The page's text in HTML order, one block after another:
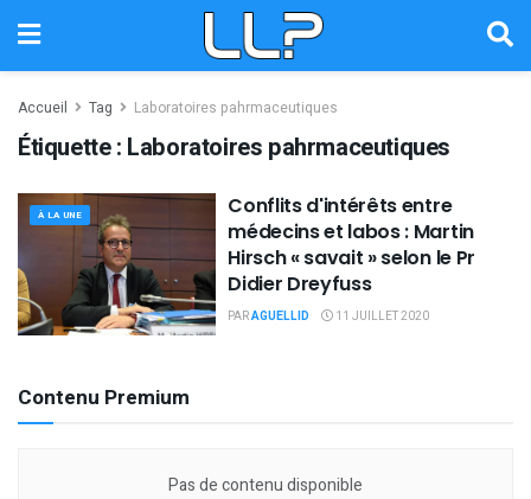
Accueil Tag Laboratoires pahrmaceutiques
Étiquette : Laboratoires pahrmaceutiques
À LA UNE
Conflits d'intérêts entre
médecins et labos : Martin
Hirsch « savait » selon le Pr
Didier Dreyfuss
PARAGUELLID 11 JUILLET 2020
Contenu Premium
Pas de contenu disponible